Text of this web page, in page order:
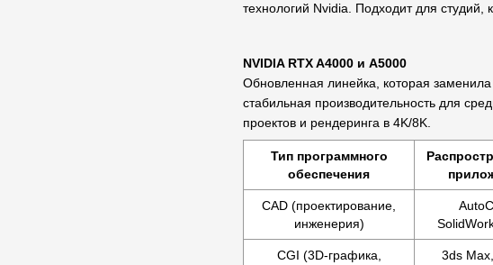
технологий Nvidia. Подходит для
NVIDIA RTX A4000 и A5000
Обновленная линейка, которая
стабильная производительность для
проектов и рендеринга в 4K/8K.
Тип программного
обеспечения
CAD (проектирование,
инженерия)
CGI (3D-графика,
3ds